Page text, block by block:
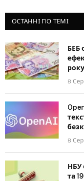
ОСТАННІ ПО ТЕМІ
БЕБ
8
8
НБУ
та